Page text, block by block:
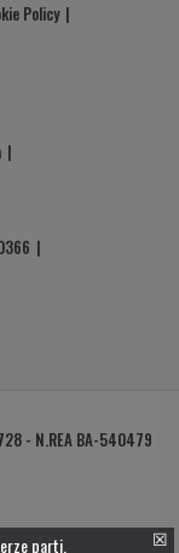
Policy
- N.REA BA-540479
parti. ☒